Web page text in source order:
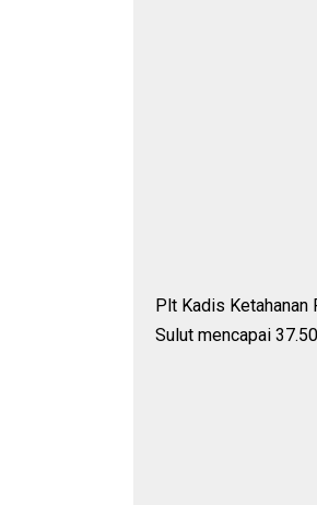
Plt Kadis Ketahanan
Sulut mencapai